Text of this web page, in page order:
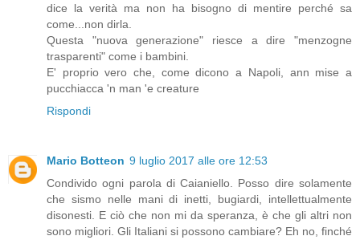
dice la verità ma non ha bisogno di mentire perché sa
come...non dirla.
Questa "nuova generazione" riesce a dire "menzogne
trasparenti" come i bambini.
E' proprio vero che, come dicono a Napoli, ann mise a
pucchiacca 'n man 'e creature
Rispondi
Mario Botteon 9 luglio 2017 alle ore 12:53
Condivido ogni parola di Caianiello. Posso dire solamente
che sismo nelle mani di inetti, bugiardi, intellettualmente
disonesti. E ciò che non mi da speranza, è che gli altri non
sono migliori. Gli Italiani si possono cambiare? Eh no, finché